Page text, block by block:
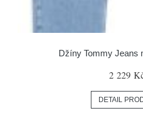
Džíny Tommy Jeans
2 229
DETAIL